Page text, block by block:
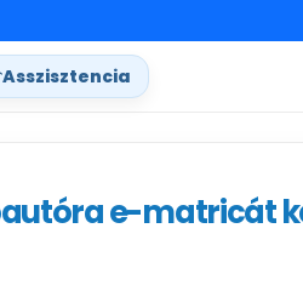
Asszisztencia
e-matricát